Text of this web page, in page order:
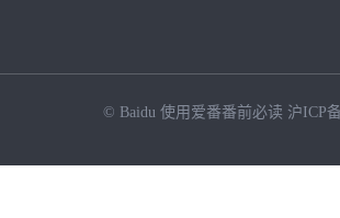
© Baidu 使用爱番番前必读 沪ICP